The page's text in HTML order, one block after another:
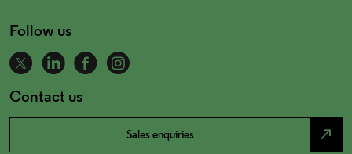
Follow us
Contact us
Sales enquiries north_east